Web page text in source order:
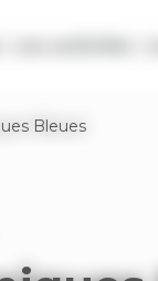
Bleues